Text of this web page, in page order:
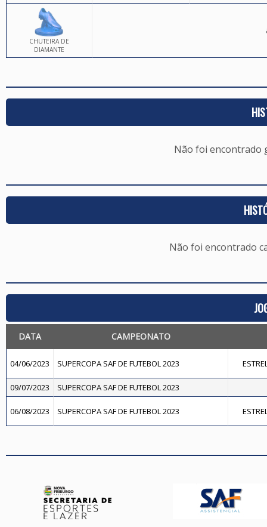
CHUTEIRA DE
DIAMANTE
Não foi encontrado
Não foi encontrado
DATA CAMPEONATO
04/06/2023 SUPERCOPA SAF DE FUTEBOL 2023
09/07/2023 SUPERCOPA SAF DE FUTEBOL 2023
06/08/2023 SUPERCOPA SAF DE FUTEBOL 2023